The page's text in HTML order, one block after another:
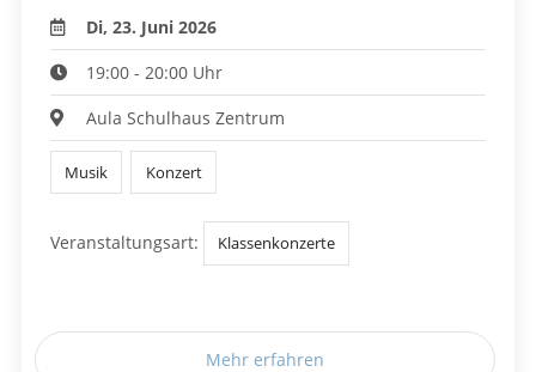
Di, 23. Juni 2026
19:00 - 20:00 Uhr
Aula Schulhaus Zentrum
Musik Konzert
Veranstaltungsart: Klassenkonzerte
Mehr erfahren